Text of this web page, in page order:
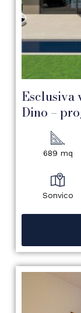
Esclusiva
Dino –
689 mq
Sonvico